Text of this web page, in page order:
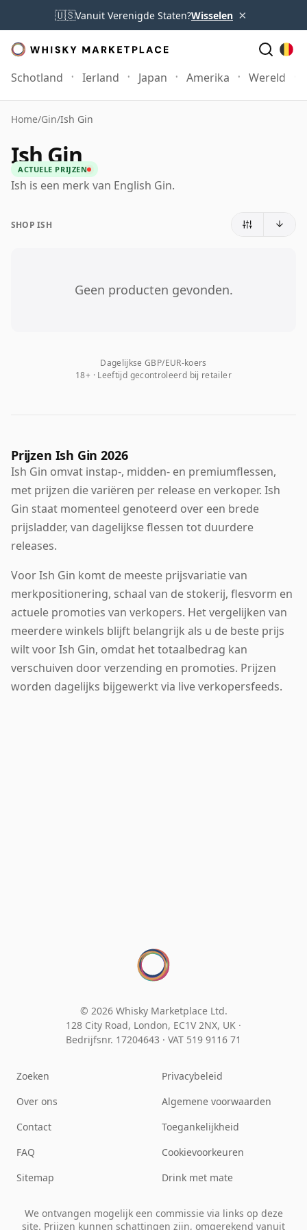
🇺🇸Vanuit Verenigde Staten?Wisselen ×
Schotland Ierland Japan Amerika Wereld
Home/Gin/Ish Gin
Ish Gin
ACTUELE PRIJZEN
Ish is een merk van English Gin.
SHOP ISH
Geen producten gevonden.
Dagelijkse GBP/EUR-koers
18+ · Leeftijd gecontroleerd bij retailer
Prijzen Ish Gin 2026
Ish Gin omvat instap-, midden- en premiumflessen,
met prijzen die variëren per release en verkoper. Ish
Gin staat momenteel genoteerd over een brede
prijsladder, van dagelijkse flessen tot duurdere
releases.
Voor Ish Gin komt de meeste prijsvariatie van
merkpositionering, schaal van de stokerij, flesvorm en
actuele promoties van verkopers. Het vergelijken van
meerdere winkels blijft belangrijk als u de beste prijs
wilt voor Ish Gin, omdat het totaalbedrag kan
verschuiven door verzending en promoties. Prijzen
worden dagelijks bijgewerkt via live verkopersfeeds.
© 2026 Whisky Marketplace Ltd.
128 City Road, London, EC1V 2NX, UK ·
Bedrijfsnr. 17204643 · VAT 519 9116 71
Zoeken
Over ons
Contact
FAQ
Sitemap
Privacybeleid
Algemene voorwaarden
Toegankelijkheid
Cookievoorkeuren
Drink met mate
We ontvangen mogelijk een commissie via links op deze
site. Prijzen kunnen schattingen zijn, omgerekend vanuit